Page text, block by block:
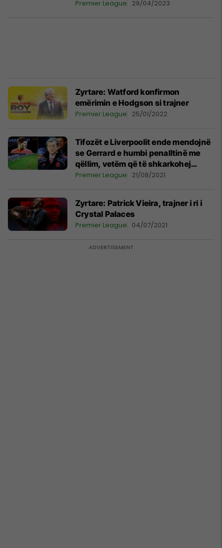
virale
Premier League 29/04/2023
Zyrtare: Watford konfirmon
emërimin e Hodgson si trajner
Premier League 25/01/2022
Tifozët e Liverpoolit ende mendojnë
se Gerrard e humbi penalltinë me
qëllim, vetëm që të shkarkohej
Hodgson
Premier League 21/08/2021
Zyrtare: Patrick Vieira, trajner i ri i
Crystal Palaces
Premier League 04/07/2021